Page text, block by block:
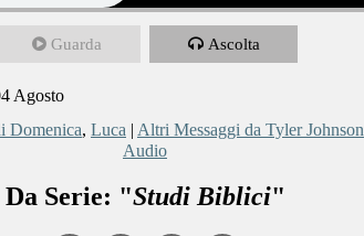
Guarda Ascolta
Agosto
Domenica, Luca | Altri Messaggi da Tyler Johnson
Audio
Da Serie: "Studi Biblici"